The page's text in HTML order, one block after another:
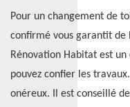
Pour un changement de
confirmé vous garantit de
Rénovation Habitat est
pouvez confier les
onéreux. Il est conseillé